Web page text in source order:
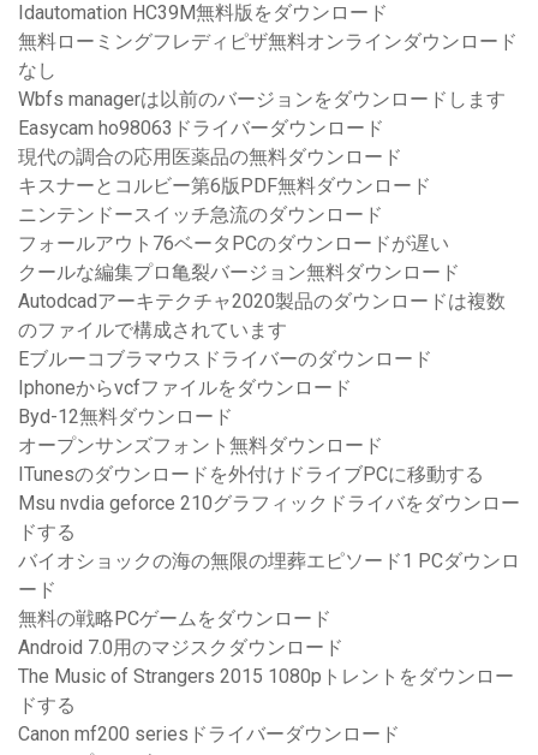
Idautomation HC39M無料版をダウンロード
無料ローミングフレディピザ無料オンラインダウンロード
なし
Wbfs managerは以前のバージョンをダウンロードします
Easycam ho98063ドライバーダウンロード
現代の調合の応用医薬品の無料ダウンロード
キスナーとコルビー第6版PDF無料ダウンロード
ニンテンドースイッチ急流のダウンロード
フォールアウト76ベータPCのダウンロードが遅い
クールな編集プロ亀裂バージョン無料ダウンロード
Autodcadアーキテクチャ2020製品のダウンロードは複数
のファイルで構成されています
Eブルーコブラマウスドライバーのダウンロード
Iphoneからvcfファイルをダウンロード
Byd-12無料ダウンロード
オープンサンズフォント無料ダウンロード
ITunesのダウンロードを外付けドライブPCに移動する
Msu nvdia geforce 210グラフィックドライバをダウンロー
ドする
バイオショックの海の無限の埋葬エピソード1 PCダウンロ
ード
無料の戦略PCゲームをダウンロード
Android 7.0用のマジスクダウンロード
The Music of Strangers 2015 1080pトレントをダウンロー
ドする
Canon mf200 seriesドライバーダウンロード